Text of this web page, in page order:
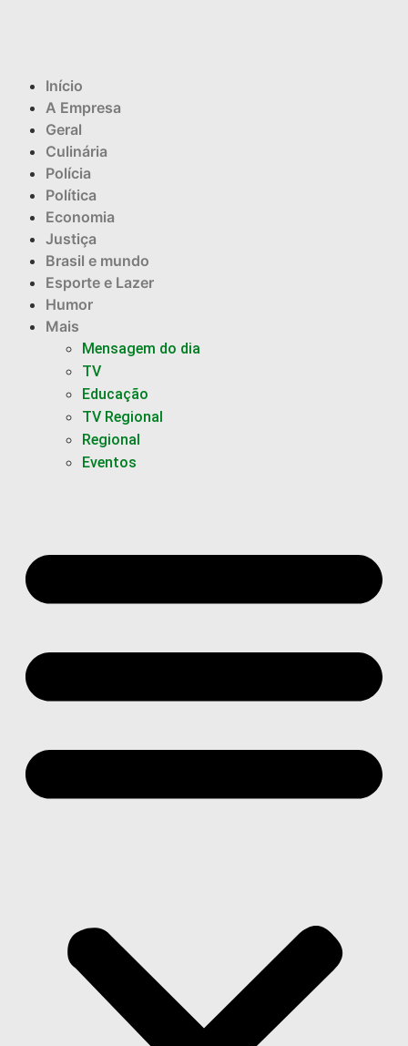
Início
A Empresa
Geral
Culinária
Polícia
Política
Economia
Justiça
Brasil e mundo
Esporte e Lazer
Humor
Mais
Mensagem do dia
TV
Educação
TV Regional
Regional
Eventos